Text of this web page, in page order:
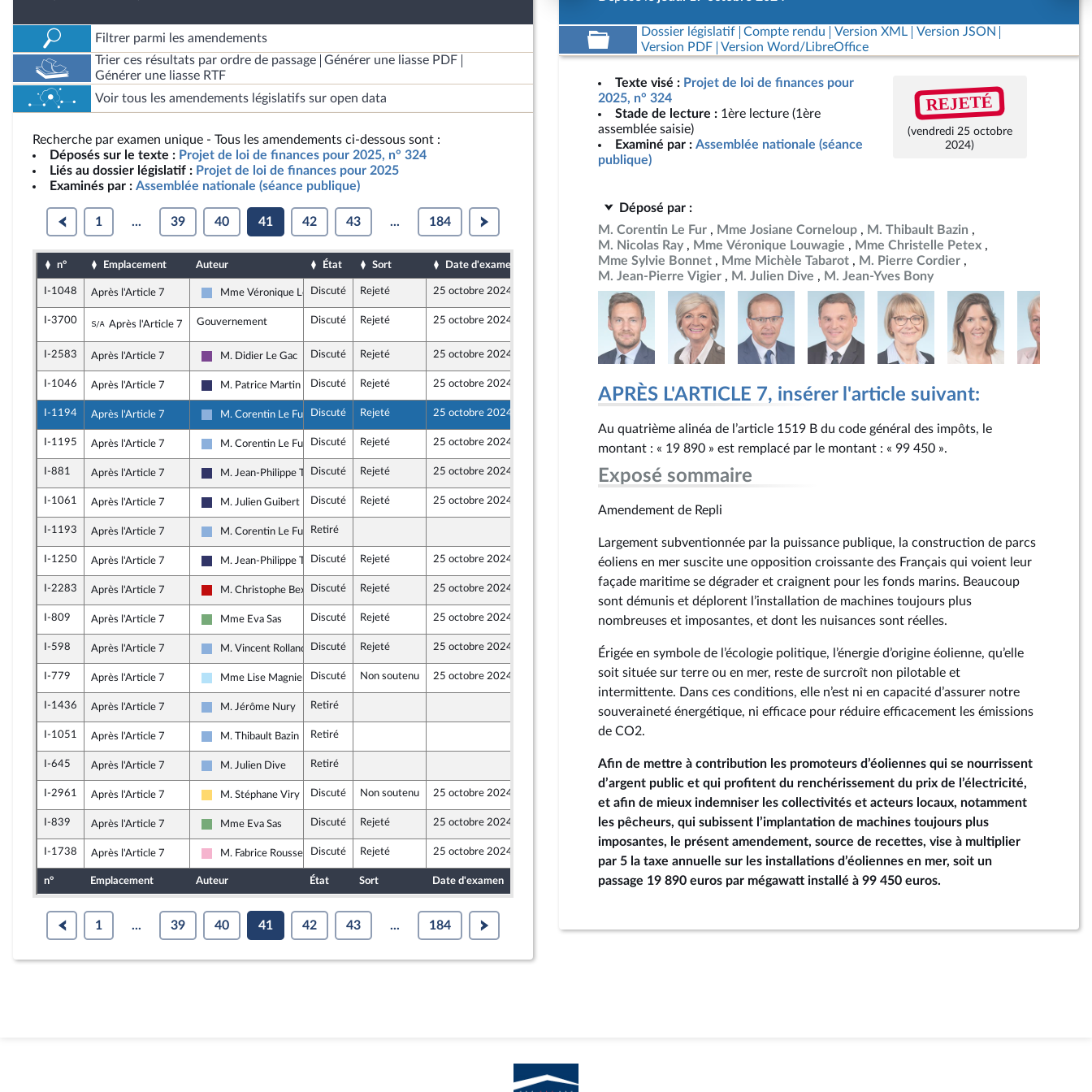
Filtrer parmi les amendements
Trier ces résultats par ordre de passage
Générer une liasse PDF
Générer une liasse RTF
Voir tous les amendements législatifs sur open data
Recherche par examen unique - Tous les amendements ci-dessous sont :
Déposés sur le texte : Projet de loi de finances pour 2025, n° 324
Liés au dossier législatif : Projet de loi de finances pour 2025
Examinés par : Assemblée nationale (séance publique)
1 ... 39 40 41 42 43 ... 184
n° Emplacement Auteur État Sort Date d'examen Date de dépôt
I-1048 Après l'Article 7
Droite Républicaine
Mme Véronique Louwagie
Discuté Rejeté 25 octobre 2024 17 octobre 2024
I-3700 Sous-amendement de l'amendement n°I-1048
Après l'Article 7 Gouvernement Discuté Rejeté 25 octobre 2024 25 octobre 2024
I-2583 Après l'Article 7
Ensemble pour la République
M. Didier Le Gac Discuté Rejeté 25 octobre 2024 19 octobre 2024
I-1046 Après l'Article 7
Rassemblement National
M. Patrice Martin Discuté Rejeté 25 octobre 2024
I-1194 Après l'Article 7
Droite Républicaine
M. Corentin Le Fur Discuté Rejeté 25 octobre 2024
I-1195 Après l'Article 7
Droite Républicaine
M. Corentin Le Fur Discuté Rejeté 25 octobre 2024
I-881 Après l'Article 7
Rassemblement National
M. Jean-Philippe Tanguy
Discuté Rejeté 25 octobre 2024 17 octobre 2024
I-1061 Après l'Article 7
Rassemblement National
M. Julien Guibert Discuté Rejeté 25 octobre 2024
I-1193 Après l'Article 7
Droite Républicaine
M. Corentin Le Fur Retiré
I-1250 Après l'Article 7
Rassemblement National
M. Jean-Philippe Tanguy
Discuté Rejeté 25 octobre 2024 17 octobre 2024
I-2283 Après l'Article 7
La France insoumise - Nouveau Front Populaire
M. Christophe Bex Discuté Rejeté 25 octobre 2024 18 octobre 2024
I-809 Après l'Article 7
Écologiste et Social
Mme Eva Sas Discuté Rejeté 25 octobre 2024 17 octobre 2024
I-598 Après l'Article 7
Droite Républicaine
M. Vincent Rolland Discuté Rejeté 25 octobre 2024 16 octobre 2024
I-779 Après l'Article 7
Horizons & Indépendants
Mme Lise Magnier Discuté Non soutenu 25 octobre 2024 17 octobre 2024
I-1436 Après l'Article 7
Droite Républicaine
M. Jérôme Nury Retiré
I-1051 Après l'Article 7
Droite Républicaine
M. Thibault Bazin Retiré 17 octobre 2024
I-645 Après l'Article 7
Droite Républicaine
M. Julien Dive Retiré 16 octobre 2024
I-2961 Après l'Article 7
Libertés, Indépendants, Outre-mer et Territoires
M. Stéphane Viry Discuté Non soutenu 25 octobre 2024
I-839 Après l'Article 7
Écologiste et Social
Mme Eva Sas Discuté Rejeté 25 octobre 2024 17 octobre 2024
I-1738 Après l'Article 7
Socialistes et apparentés
M. Fabrice Roussel Discuté Rejeté 25 octobre 2024
n° Emplacement Auteur État Sort Date d'examen
1 ... 39 40 41 42 43 ... 184
Dossier législatif Compte rendu Version XML
Version JSON
Version PDF
Version Word/LibreOffice
Texte visé : Projet de loi de finances pour
2025, n° 324
Stade de lecture : 1ère lecture (1ère
assemblée saisie)
Examiné par : Assemblée nationale (séance
publique)
REJETÉ
(vendredi 25 octobre
2024)
Déposé par :
M. Corentin Le Fur
Mme Josiane Corneloup
M. Thibault Bazin
M. Nicolas Ray
Mme Véronique Louwagie
Mme Christelle Petex
Mme Sylvie Bonnet
Mme Michèle Tabarot
M. Pierre Cordier
M. Jean-Pierre Vigier
M. Julien Dive M. Jean-Yves Bony
APRÈS L'ARTICLE 7, insérer l'article suivant:
Au quatrième alinéa de l’article 1519 B du code général des impôts, le
montant : « 19 890 » est remplacé par le montant : « 99 450 ».
Exposé sommaire
Amendement de Repli
Largement subventionnée par la puissance publique, la construction de parcs
éoliens en mer suscite une opposition croissante des Français qui voient leur
façade maritime se dégrader et craignent pour les fonds marins. Beaucoup
sont démunis et déplorent l’installation de machines toujours plus
nombreuses et imposantes, et dont les nuisances sont réelles.
Érigée en symbole de l’écologie politique, l’énergie d’origine éolienne, qu’elle
soit située sur terre ou en mer, reste de surcroît non pilotable et
intermittente. Dans ces conditions, elle n’est ni en capacité d’assurer notre
souveraineté énergétique, ni efficace pour réduire efficacement les émissions
de CO2.
Afin de mettre à contribution les promoteurs d’éoliennes qui se nourrissent
d’argent public et qui profitent du renchérissement du prix de l’électricité,
et afin de mieux indemniser les collectivités et acteurs locaux, notamment
les pêcheurs, qui subissent l’implantation de machines toujours plus
imposantes, le présent amendement, source de recettes, vise à multiplier
par 5 la taxe annuelle sur les installations d’éoliennes en mer, soit un
passage 19 890 euros par mégawatt installé à 99 450 euros.